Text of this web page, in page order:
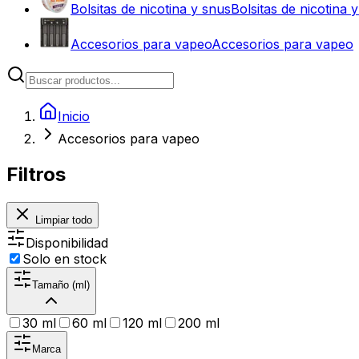
Bolsitas de nicotina y snusBolsitas de nicotina
Accesorios para vapeoAccesorios para vapeo
Inicio
Accesorios para vapeo
Filtros
Limpiar todo
Disponibilidad
Solo en stock
Tamaño (ml)
30 ml 60 ml 120 ml 200 ml
Marca